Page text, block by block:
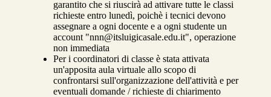
garantito che si riuscirà ad attivare tutte le classi
richieste entro lunedì, poichè i tecnici devono
assegnare a ogni docente e a ogni studente un
account "nnn@itsluigicasale.edu.it", operazione
non immediata
Per i coordinatori di classe è stata attivata
un'apposita aula virtuale allo scopo di
confrontarsi sull'organizzazione dell'attività e per
eventuali domande / richieste di chiarimento